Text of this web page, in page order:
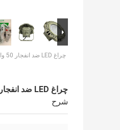
چراغ LED ضد انفجار 50 واتی 150 واتی ATEX High Bay Lighting IP65 ضد آب
شرح